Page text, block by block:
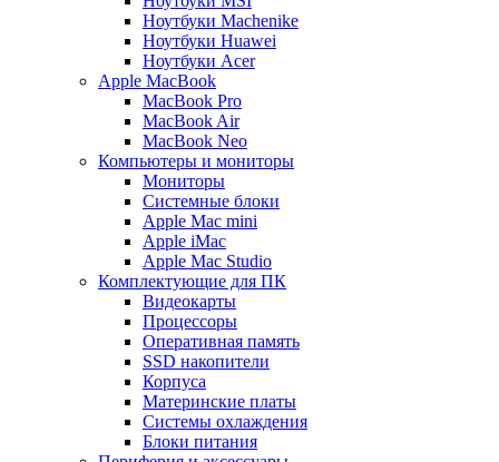
Ноутбуки Machenike
Ноутбуки Huawei
Ноутбуки Acer
Apple MacBook
MacBook Pro
MacBook Air
MacBook Neo
Компьютеры и мониторы
Мониторы
Системные блоки
Apple Mac mini
Apple iMac
Apple Mac Studio
Комплектующие для ПК
Видеокарты
Процессоры
Оперативная память
SSD накопители
Корпуса
Материнские платы
Системы охлаждения
Блоки питания